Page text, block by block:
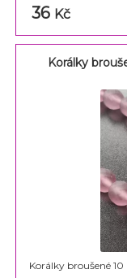
36 Kč
Korálky
Korálky broušené